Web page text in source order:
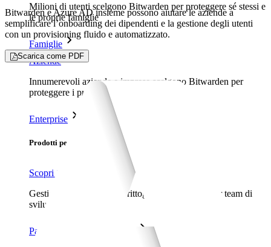
Milioni di utenti scelgono Bitwarden per proteggere sé stessi e
le proprie famiglie
Famiglie
Aziende
Innumerevoli aziende e imprese scelgono Bitwarden per
proteggere i propri interessi
Enterprise
Prodotti per sviluppatori
Scopri Secrets Manager
Gestione dei segreti con crittografia end-to-end per team di
sviluppo, DevOps e IT.
Passwordless.dev e passkey
Bitwarden e Azure AD insieme possono aiutare le aziende a
semplificare l’onboarding dei dipendenti e la gestione degli utenti
con un provisioning fluido e automatizzato.
Scarica come PDF